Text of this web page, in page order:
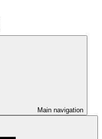
Main navigation